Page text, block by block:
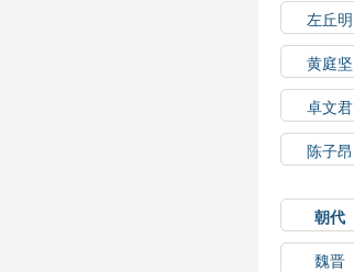
左丘明
黄庭坚
卓文君
陈子昂
朝代
魏晋